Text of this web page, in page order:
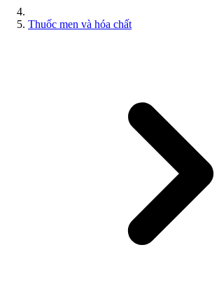
Thuốc men và hóa chất